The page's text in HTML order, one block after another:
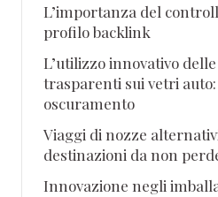
L’importanza del
profilo backlink
L’utilizzo innovativo
trasparenti sui vetri
oscuramento
Viaggi di nozze
destinazioni da non
Innovazione negli